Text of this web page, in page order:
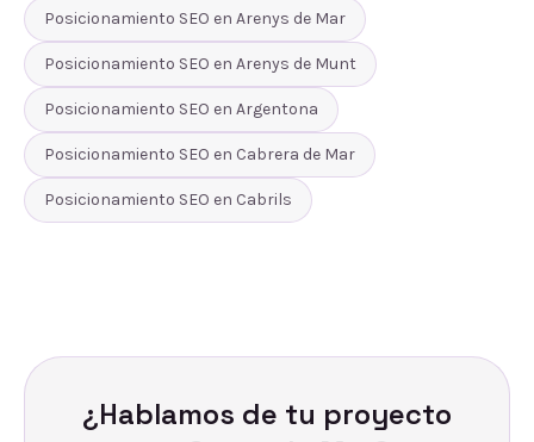
Posicionamiento SEO en Arenys de Mar
Posicionamiento SEO en Arenys de Munt
Posicionamiento SEO en Argentona
Posicionamiento SEO en Cabrera de Mar
Posicionamiento SEO en Cabrils
¿Hablamos de tu proyecto